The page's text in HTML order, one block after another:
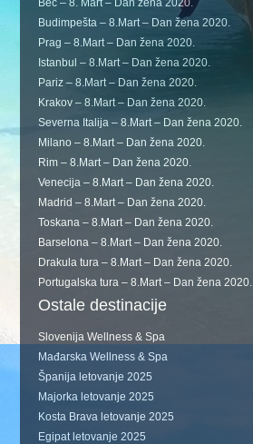
Beč – 8. Mart – Dan žena 2020.
Budimpešta – 8.Mart – Dan žena 2020.
Prag – 8.Mart – Dan žena 2020.
Istanbul – 8.Mart – Dan žena 2020.
Pariz – 8.Mart – Dan žena 2020.
Krakov – 8.Mart – Dan žena 2020.
Severna Italija – 8.Mart – Dan žena 2020.
Milano – 8.Mart – Dan žena 2020.
Rim – 8.Mart – Dan žena 2020.
Venecija – 8.Mart – Dan žena 2020.
Madrid – 8.Mart – Dan žena 2020.
Toskana – 8.Mart – Dan žena 2020.
Barselona – 8.Mart – Dan žena 2020.
Drakula tura – 8.Mart – Dan žena 2020.
Portugalska tura – 8.Mart – Dan žena 2020.
Ostale destinacije
Slovenija Wellness & Spa
Mađarska Wellness & Spa
Španija letovanje 2025
Majorka letovanje 2025
Kosta Brava letovanje 2025
Egipat letovanje 2025